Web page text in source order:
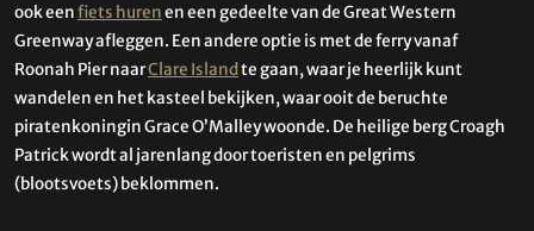
ook eenfiets hurenen een gedeelte van de Great Western
Greenway afleggen. Een andere optie is met de ferry vanaf
Roonah Pier naarClare Island te gaan, waar je heerlijk kunt
wandelen en het kasteel bekijken, waar ooit de beruchte
piratenkoningin Grace O’Malley woonde. De heilige berg Croagh
Patrick wordt al jarenlang door toeristen en pelgrims
(blootsvoets) beklommen.